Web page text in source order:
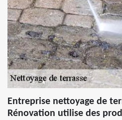
Entreprise nettoyage de
Rénovation utilise des